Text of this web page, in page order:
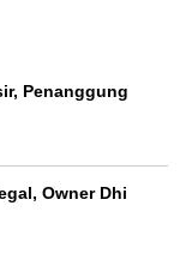
Penanggung
Owner Dhi